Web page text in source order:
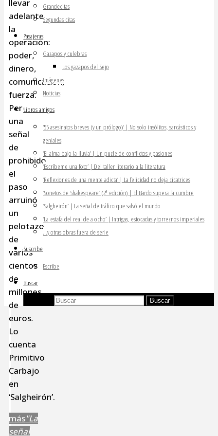
Grandecitas
Segundas citas
Pasajeras
Gazapos y culebras
Los gazapos del Sejo
Imágenes
Noticias
Libros amigos
‘55 asesinatos breves (y un prólogo)’ | No solo insólitos, sarcásticos y
geniales
‘El alma bajo la lluvia’ | Un puzle de conflictos y pasiones
‘Escríbeme una foto’ | Del taller literario a la literatura
‘Reflexiones de una mente adicta’ | La felicidad no deja cicatrices
‘Sonetos de Shakespeare’ (2ª edición) | El Bardo supera la cumbre
‘Salgheirón’ | La señal de tráfico que salvó el mundo
‘La estafa del real de a ocho’ | Intrigas, estocadas y torreznos imperiales
…y otras obras fuera de serie
Suscribe
Escribe
Buscar
Buscar
llevar
adelante
la
operación:
poder,
dinero,
comunicación,
fuerza.
Pero
una
señal
de
prohibido
el
paso
arruinó
un
pelotazo
de
varios
cientos
de
millones
de
euros.
Lo
cuenta
Primitivo
Carbajo
en
‘Salgheirón’.
más"La
señal